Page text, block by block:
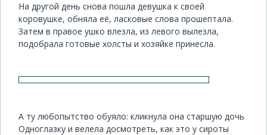
На другой день снова пошла девушка к своей
коровушке, обняла её, ласковые слова прошептала.
Затем в правое ушко влезла, из левого вылезла,
подобрала готовые холсты и хозяйке принесла.
А ту любопытство обуяло: кликнула она старшую дочь
Одноглазку и велела досмотреть, как это у сироты